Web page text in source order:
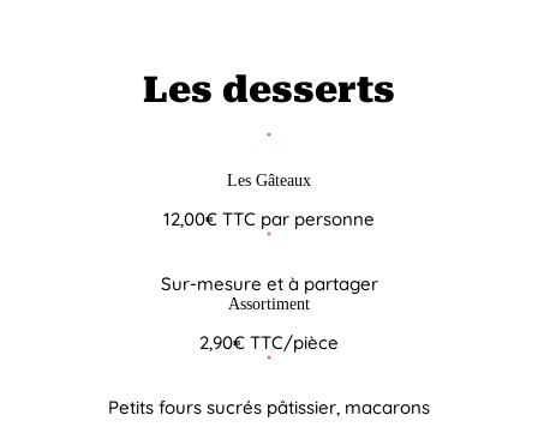
Les desserts
Les Gâteaux
12,00€ TTC par personne
Sur-mesure et à partager
Assortiment
2,90€ TTC/pièce
Petits fours sucrés pâtissier, macarons